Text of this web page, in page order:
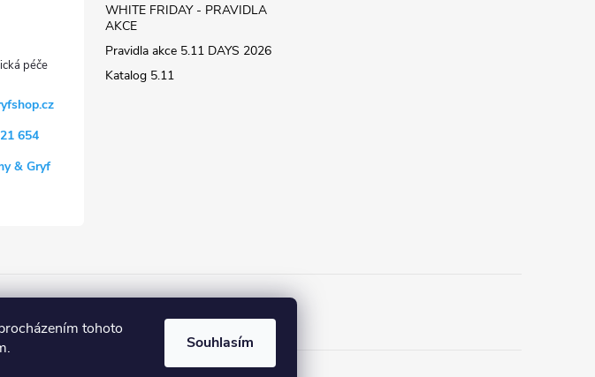
tohoto
Souhlasím
654
& Gryf
WHITE FRIDAY - PRAVIDLA
AKCE
Pravidla akce 5.11 DAYS 2026
Katalog 5.11